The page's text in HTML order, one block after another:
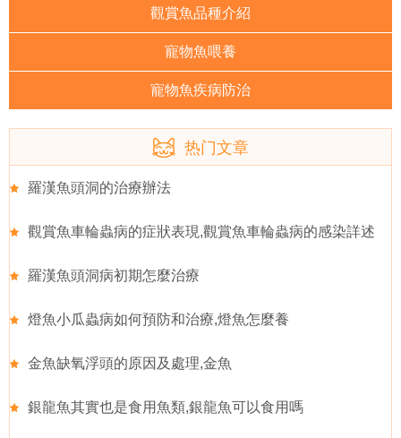
觀賞魚品種介紹
寵物魚喂養
寵物魚疾病防治
热门文章
羅漢魚頭洞的治療辦法
觀賞魚車輪蟲病的症狀表現,觀賞魚車輪蟲病的感染詳述
羅漢魚頭洞病初期怎麼治療
燈魚小瓜蟲病如何預防和治療,燈魚怎麼養
金魚缺氧浮頭的原因及處理,金魚
銀龍魚其實也是食用魚類,銀龍魚可以食用嗎